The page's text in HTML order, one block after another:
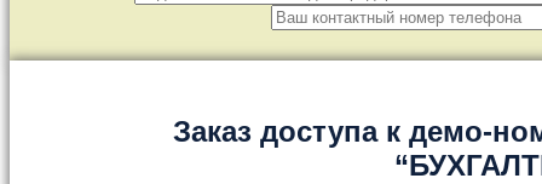
Заказ доступа к демо-